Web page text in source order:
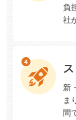
負
社
新
ま
間